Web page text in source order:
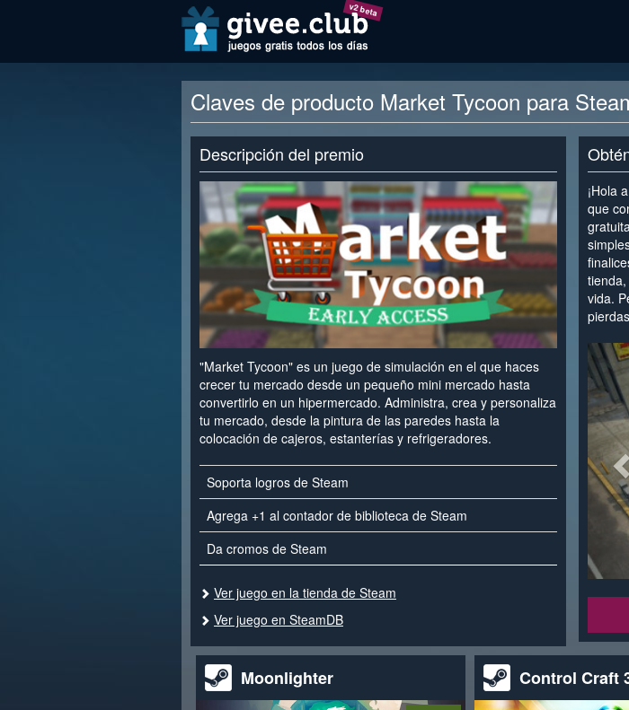
v2 beta
Claves de producto Market Tycoon para
Descripción del premio
"Market Tycoon" es un juego de simulación en el que haces
crecer tu mercado desde un pequeño mini mercado hasta
convertirlo en un hipermercado. Administra, crea y personaliza
tu mercado, desde la pintura de las paredes hasta la
colocación de cajeros, estanterías y refrigeradores.
Soporta logros de Steam
Agrega +1 al contador de biblioteca de Steam
Da cromos de Steam
Ver juego en la tienda de Steam
Ver juego en SteamDB
¡Hola
que
vida.
<
Moonlighter Control Craft